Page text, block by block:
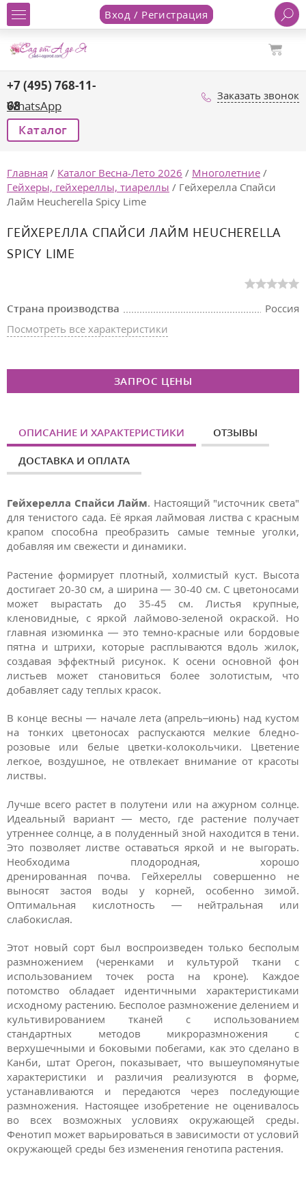
Вход / Регистрация
+7 (495) 768-11-
68
WhatsApp
Заказать звонок
Каталог
Главная / Каталог Весна-Лето 2026 / Многолетние /
Гейхеры, гейхереллы, тиареллы / Гейхерелла Спайси
Лайм Heucherella Spicy Lime
ГЕЙХЕРЕЛЛА СПАЙСИ ЛАЙМ HEUCHERELLA
SPICY LIME
Страна производства
Россия
Посмотреть все характеристики
ЗАПРОС ЦЕНЫ
ОПИСАНИЕ И ХАРАКТЕРИСТИКИ ОТЗЫВЫ
ДОСТАВКА И ОПЛАТА
Гейхерелла Спайси Лайм. Настоящий "источник света"
для тенистого сада. Её яркая лаймовая листва с красным
крапом способна преобразить самые темные уголки,
добавляя им свежести и динамики.
Растение формирует плотный, холмистый куст. Высота
достигает 20-30 см, а ширина — 30-40 см. С цветоносами
может вырастать до 35-45 см. Листья крупные,
кленовидные, с яркой лаймово-зеленой окраской. Но
главная изюминка — это темно-красные или бордовые
пятна и штрихи, которые расплываются вдоль жилок,
создавая эффектный рисунок. К осени основной фон
листьев может становиться более золотистым, что
добавляет саду теплых красок.
В конце весны — начале лета (апрель–июнь) над кустом
на тонких цветоносах распускаются мелкие бледно-
розовые или белые цветки-колокольчики. Цветение
легкое, воздушное, не отвлекает внимание от красоты
листвы.
Лучше всего растет в полутени или на ажурном солнце.
Идеальный вариант — место, где растение получает
утреннее солнце, а в полуденный зной находится в тени.
Это позволяет листве оставаться яркой и не выгорать.
Необходима плодородная, хорошо
дренированная почва. Гейхереллы совершенно не
выносят застоя воды у корней, особенно зимой.
Оптимальная кислотность — нейтральная или
слабокислая.
Этот новый сорт был воспроизведен только бесполым
размножением (черенками и культурой ткани с
использованием точек роста на кроне). Каждое
потомство обладает идентичными характеристиками
исходному растению. Бесполое размножение делением и
культивированием тканей с использованием
стандартных методов микроразмножения с
верхушечными и боковыми побегами, как это сделано в
Канби, штат Орегон, показывает, что вышеупомянутые
характеристики и различия реализуются в форме,
устанавливаются и передаются через последующие
размножения. Настоящее изобретение не оценивалось
во всех возможных условиях окружающей среды.
Фенотип может варьироваться в зависимости от условий
окружающей среды без изменения генотипа растения.